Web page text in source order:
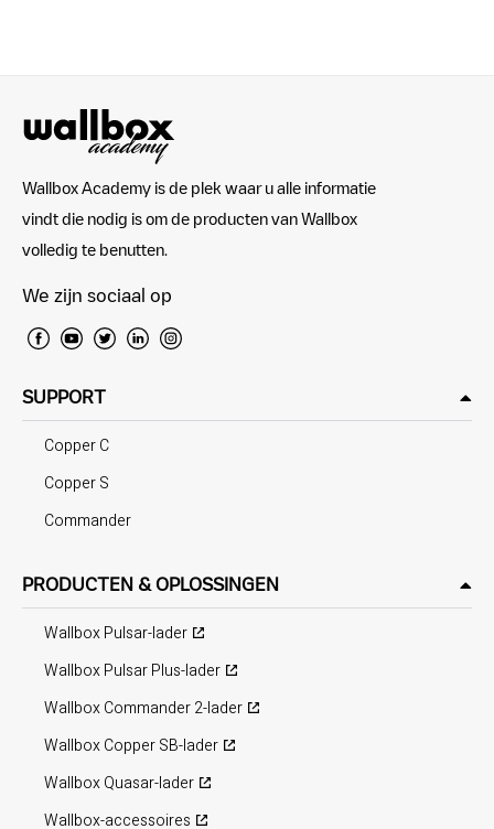
Wallbox Academy is de plek waar u alle informatie
vindt die nodig is om de producten van Wallbox
volledig te benutten.
We zijn sociaal op
SUPPORT
Copper C
Copper S
Commander
PRODUCTEN & OPLOSSINGEN
Wallbox Pulsar-lader
Wallbox Pulsar Plus-lader
Wallbox Commander 2-lader
Wallbox Copper SB-lader
Wallbox Quasar-lader
Wallbox-accessoires